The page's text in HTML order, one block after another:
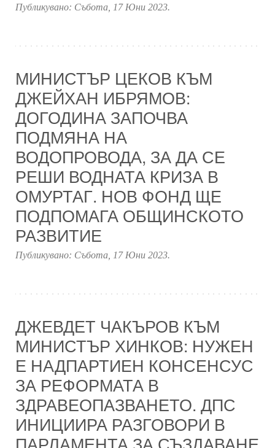
Публикувано: Събота, 17 Юни 2023.
МИНИСТЪР ЦЕКОВ КЪМ
ДЖЕЙХАН ИБРЯМОВ:
ДОГОДИНА ЗАПОЧВА
ПОДМЯНА НА
ВОДОПРОВОДА, ЗА ДА СЕ
РЕШИ ВОДНАТА КРИЗА В
ОМУРТАГ. НОВ ФОНД ЩЕ
ПОДПОМАГА ОБЩИНСКОТО
РАЗВИТИЕ
Публикувано: Събота, 17 Юни 2023.
ДЖЕВДЕТ ЧАКЪРОВ КЪМ
МИНИСТЪР ХИНКОВ: НУЖЕН
Е НАДПАРТИЕН КОНСЕНСУС
ЗА РЕФОРМАТА В
ЗДРАВЕОПАЗВАНЕТО. ДПС
ИНИЦИИРА РАЗГОВОРИ В